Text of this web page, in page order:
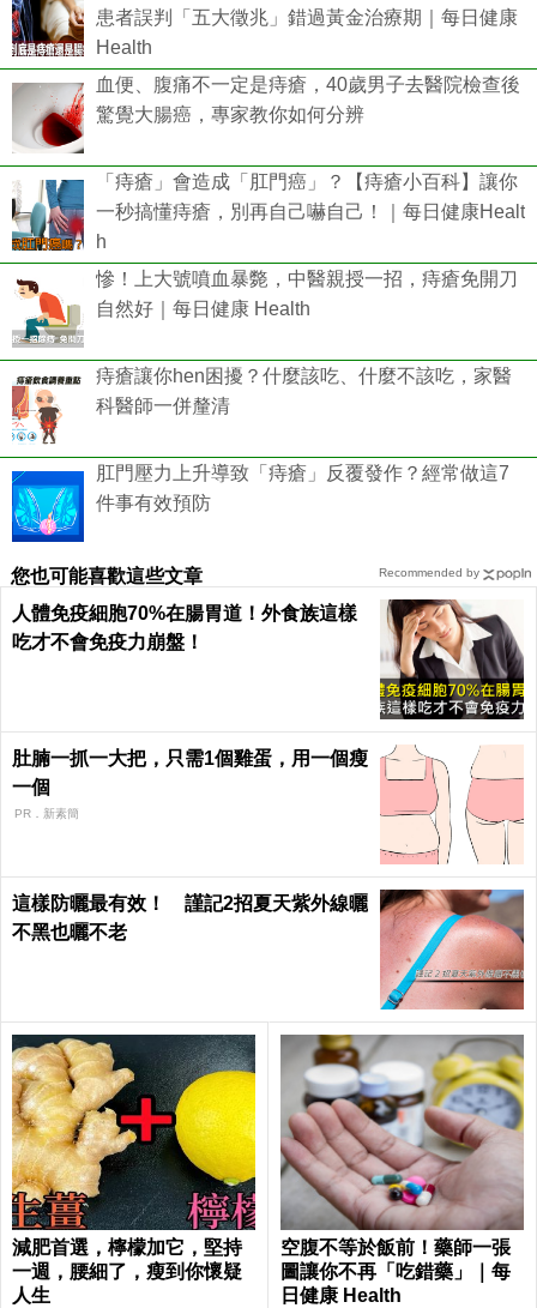
患者誤判「五大徵兆」錯過黃金治療期｜每日健康
Health
血便、腹痛不一定是痔瘡，40歲男子去醫院檢查後
驚覺大腸癌，專家教你如何分辨
「痔瘡」會造成「肛門癌」？【痔瘡小百科】讓你
一秒搞懂痔瘡，別再自己嚇自己！｜每日健康Healt
h
慘！上大號噴血暴斃，中醫親授一招，痔瘡免開刀
自然好｜每日健康 Health
痔瘡讓你hen困擾？什麼該吃、什麼不該吃，家醫
科醫師一併釐清
肛門壓力上升導致「痔瘡」反覆發作？經常做這7
件事有效預防
您也可能喜歡這些文章
人體免疫細胞70%在腸胃道！外食族這樣
吃才不會免疫力崩盤！
肚腩一抓一大把，只需1個雞蛋，用一個瘦
一個
PR．新素簡
這樣防曬最有效！ 謹記2招夏天紫外線曬
不黑也曬不老
減肥首選，檸檬加它，堅持
一週，腰細了，瘦到你懷疑
人生
空腹不等於飯前！藥師一張
圖讓你不再「吃錯藥」｜每
日健康 Health
Recommended by